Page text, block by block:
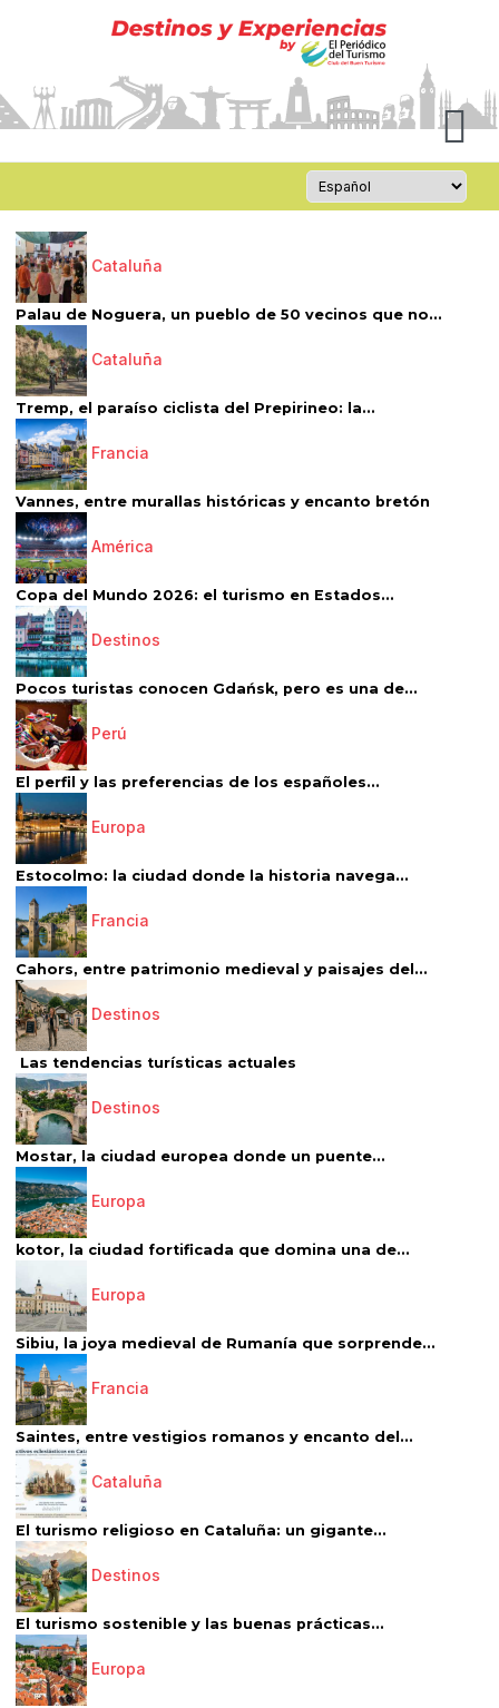
Cataluña
Palau de Noguera, un pueblo de 50 vecinos que no...
Cataluña
Tremp, el paraíso ciclista del Prepirineo: la...
Francia
Vannes, entre murallas históricas y encanto bretón
América
Copa del Mundo 2026: el turismo en Estados...
Destinos
Pocos turistas conocen Gdańsk, pero es una de...
Perú
El perfil y las preferencias de los españoles...
Europa
Estocolmo: la ciudad donde la historia navega...
Francia
Cahors, entre patrimonio medieval y paisajes del...
Destinos
Las tendencias turísticas actuales
Destinos
Mostar, la ciudad europea donde un puente...
Europa
kotor, la ciudad fortificada que domina una de...
Europa
Sibiu, la joya medieval de Rumanía que sorprende...
Francia
Saintes, entre vestigios romanos y encanto del...
Cataluña
El turismo religioso en Cataluña: un gigante...
Destinos
El turismo sostenible y las buenas prácticas...
Europa